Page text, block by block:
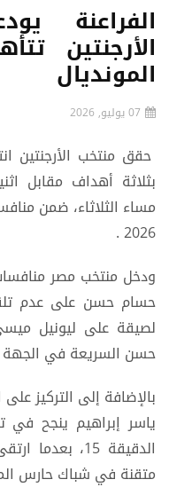
الفراعنة
الأرجنتين
المونديال
07 يوليو, 2026
حقق منتخب الأرجنتين
بثلاثة أهداف مقابل
2026 .
ودخل منتخب مصر
حسام حسن على عدم
لصيقة على ليونيل
حسن السريعة في الجهة
بالإضافة إلى التركيز
ياسر إبراهيم ينجح
الدقيقة 15،
متقنة في شباك حارس